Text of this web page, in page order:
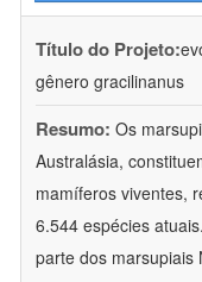
Título do Projeto:
gênero gracilinanus
Resumo: Os
Australásia,
mamíferos viventes,
6.544 espécies
parte dos marsupiais